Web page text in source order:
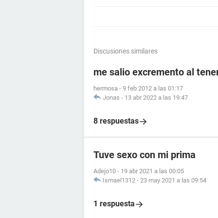
Discusiones similares
me salio excremento al
hermosa - 9 feb 2012 a las 01:17
Jonas - 13 abr 2022 a las 19:47
8 respuestas
Tuve sexo con mi prima
Adejo10 - 19 abr 2021 a las 00:05
Ismael1312 - 23 may 2021 a las 09:54
1 respuesta